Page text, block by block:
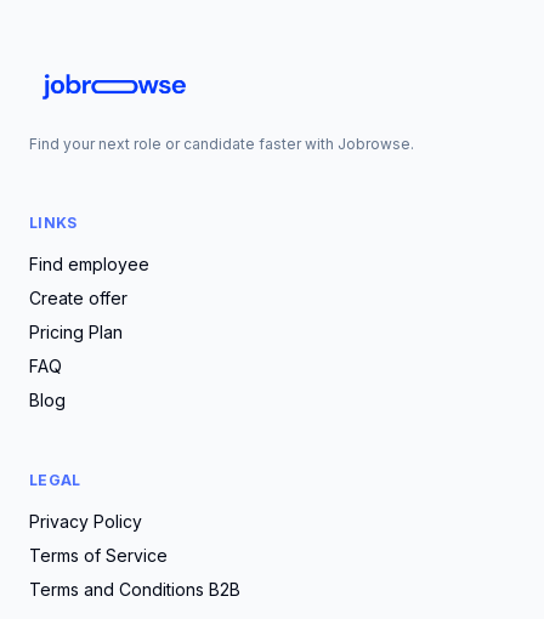
Find your next role or candidate faster with Jobrowse.
LINKS
Find employee
Create offer
Pricing Plan
FAQ
Blog
LEGAL
Privacy Policy
Terms of Service
Terms and Conditions B2B